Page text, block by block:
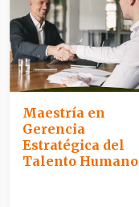
Maestría en
Gerencia
Estratégica del
Talento Humano